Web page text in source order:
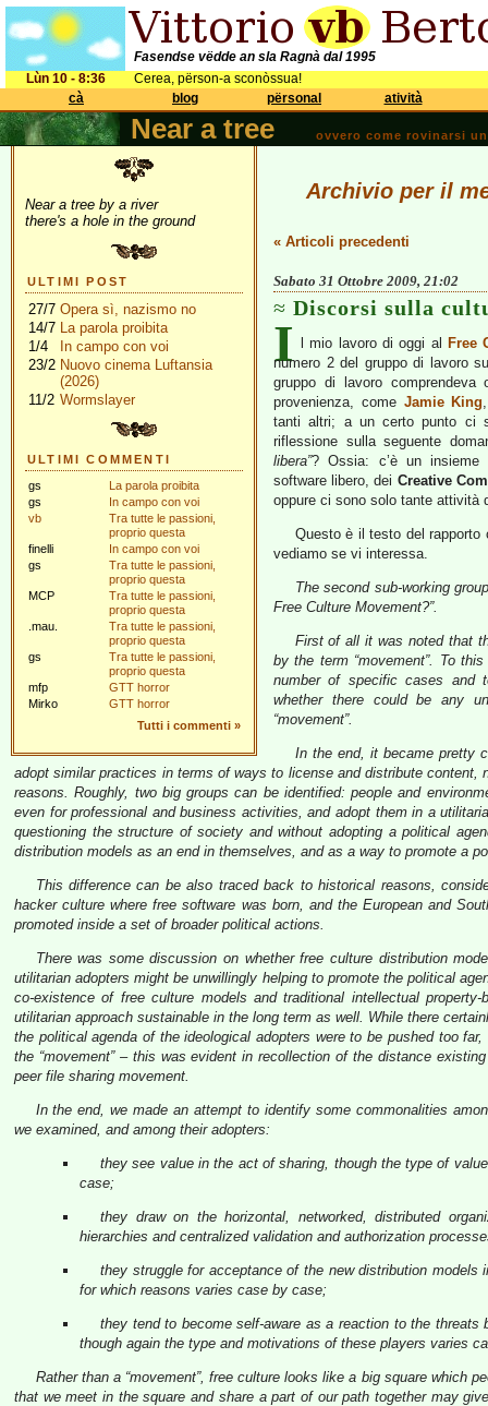
Fasendse vëdde an sla Ragnà dal 1995
Lùn 10 - 8:36
Cerea, përson-a sconòssua!
cà
blog përsonal atività
Near a tree ovvero come rovinarsi
Near a tree by a river
there's a hole in the ground
ULTIMI POST
27/7 Opera sì, nazismo no
14/7 La parola proibita
1/4
In campo con voi
23/2 Nuovo cinema Luftansia
(2026)
11/2 Wormslayer
ULTIMI COMMENTI
gs
La parola proibita
gs
In campo con voi
vb
Tra tutte le passioni,
proprio questa
finelli
In campo con voi
gs
Tra tutte le passioni,
proprio questa
MCP
Tra tutte le passioni,
proprio questa
.mau.
Tra tutte le passioni,
proprio questa
gs
Tra tutte le passioni,
proprio questa
mfp
GTT horror
Mirko
GTT horror
Tutti i commenti »
Archivio per il
« Articoli precedenti
Sabato 31 Ottobre 2009, 21:02
Discorsi sulla
I l mio lavoro di oggi al Free
numero 2 del gruppo di lavoro
gruppo di lavoro
provenienza, come Jamie King
tanti altri; a un certo punto ci
riflessione sulla seguente
libera”? Ossia: c’è un insieme
software libero, dei Creative
oppure ci sono solo tante attività
Questo è il testo del rapporto
vediamo se vi interessa.
The second sub-working
Free Culture Movement?”.
First of all it was noted that
by the term “movement”. To
number of specific cases and
whether there could be any
“movement”.
In the end, it became pretty
adopt similar practices in terms of ways to license and distribute
reasons. Roughly, two big groups can be identified: people and
even for professional and business activities, and adopt them in a
questioning the structure of society and without adopting a political
distribution models as an end in themselves, and as a way to promote a
This difference can be also traced back to historical reasons,
hacker culture where free software was born, and the European and
promoted inside a set of broader political actions.
There was some discussion on whether free culture distribution
utilitarian adopters might be unwillingly helping to promote the political
co-existence of free culture models and traditional intellectual
utilitarian approach sustainable in the long term as well. While there
the political agenda of the ideological adopters were to be pushed too
the “movement” – this was evident in recollection of the distance
peer file sharing movement.
In the end, we made an attempt to identify some commonalities
we examined, and among their adopters:
they see value in the act of sharing, though the type of
case;
they draw on the horizontal, networked, distributed
hierarchies and centralized validation and authorization
they struggle for acceptance of the new distribution
for which reasons varies case by case;
they tend to become self-aware as a reaction to the
though again the type and motivations of these players varies
Rather than a “movement”, free culture looks like a big square which
that we meet in the square and share a part of our path together may